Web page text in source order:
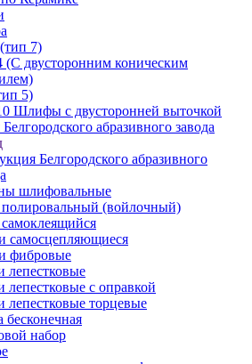
7)
(С двусторонним коническим
5)
Шлифы с двусторонней выточкой
абразивного завода
Белгородского абразивного
шлифовальные
(войлочный)
самосцепляющиеся
фибровые
лепестковые
лепестковые с оправкой
лепестковые торцевые
бесконечная
набор